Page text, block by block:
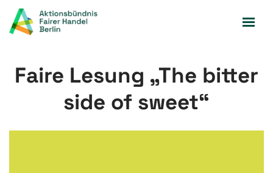
Zum
Faire Lesung „The bitter
side of sweet“